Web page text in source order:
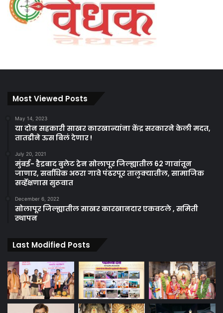
Most Viewed Posts
May 14, 2023
या दोन सहकारी साखर कारखान्यांना केंद्र सरकारने केली मदत,
तातडीने ऊस बिलं देणार !
July 20, 2021
मुंबई- हैद्रबाद बुलेट ट्रेन सोलापूर जिल्ह्यातील 62 गावांतून
जाणार, सर्वाधिक अठरा गावे पंढरपूर तालुक्यातील, सामाजिक
सर्व्हेक्षणास सुरूवात
December 6, 2022
सोलापूर जिल्ह्यातील साखर कारखानदार एकवटले , समिती
स्थापन
Last Modified Posts